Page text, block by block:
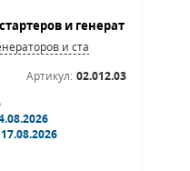
и стартеров
Артикул: 02.012.03
17.08.2026